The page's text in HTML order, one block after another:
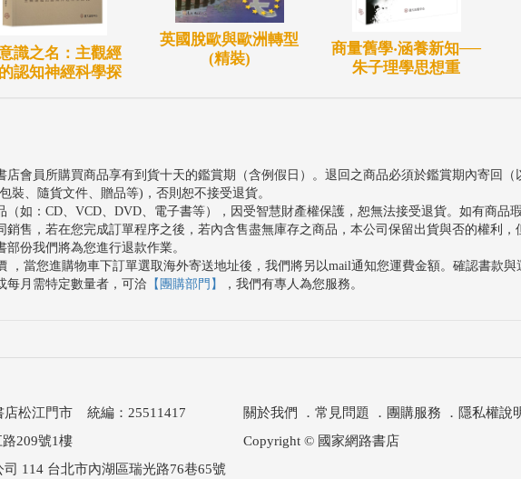
識之名：主觀經
認知神經科學探
英國脫歐與歐洲轉型
(精裝)
商量舊學‧涵養新知──
朱子理學思想重
店會員所購買商品享有到貨十天的鑑賞期（含例假日）。退回之商品必須於鑑賞期內寄回
裝、隨貨文件、贈品等)，否則恕不接受退貨。
（如：CD、VCD、DVD、電子書等），因受智慧財產權保護，恕無法接受退貨。如有商品
銷售，若在您完成訂單程序之後，若內含售盡無庫存之商品，本公司保留出貨與否的權利
份我們將為您進行退款作業。
，當您進購物車下訂單選取海外寄送地址後，我們將另以mail通知您運費金額。確認書款
每月需特定數量者，可洽 【團購部門】 ，我們有專人為您服務。
店松江門市 統編：25511417
209號1樓
關於我們 ． 常見問題 ． 團購服務 ． 隱私權說
Copyright © 國家網路書店
114 台北市內湖區瑞光路76巷65號